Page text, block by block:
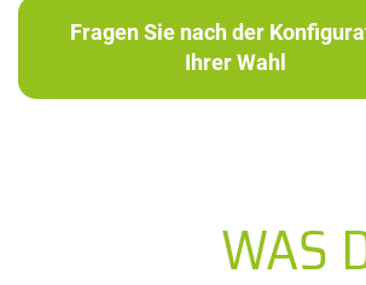
Fragen Sie nach der
Ihrer Wahl
WAS